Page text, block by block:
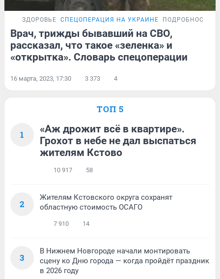
ЗДОРОВЬЕ СПЕЦОПЕРАЦИЯ НА УКРАИНЕ ПОДРОБНОСТИ
Врач, трижды бывавший на СВО,
рассказал, что такое «зеленка» и
«открытка». Словарь спецоперации
16 марта, 2023, 17:30 3 373 4
ТОП 5
1
«Аж дрожит всё в квартире».
Грохот в небе не дал выспаться
жителям Кстово
10 917 58
2
Жителям Кстовского округа сохранят
областную стоимость ОСАГО
7 910 14
3
В Нижнем Новгороде начали монтировать
сцену ко Дню города — когда пройдёт праздник
в 2026 году